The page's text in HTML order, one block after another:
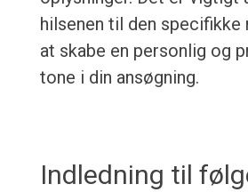
hilsenen til den
at skabe en personlig og
tone i din ansøgning.
Indledning til